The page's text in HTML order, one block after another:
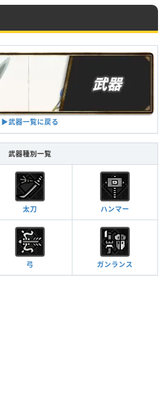
▶︎武器一覧に戻る
武器種別一覧
太刀 ハンマー
弓 ガンランス